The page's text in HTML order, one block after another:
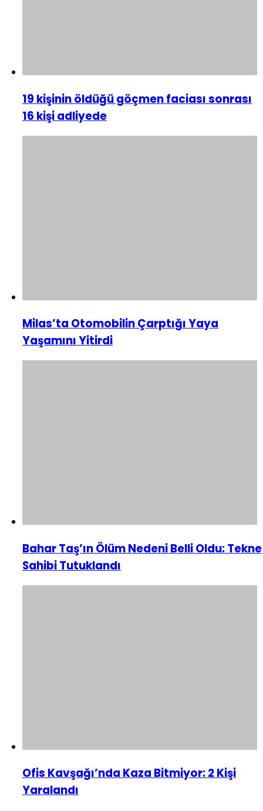
19 kişinin öldüğü göçmen faciası sonrası
16 kişi adliyede
Milas’ta Otomobilin Çarptığı Yaya
Yaşamını Yitirdi
Bahar Taş’ın Ölüm Nedeni Belli Oldu: Tekne
Sahibi Tutuklandı
Ofis Kavşağı’nda Kaza Bitmiyor: 2 Kişi
Yaralandı